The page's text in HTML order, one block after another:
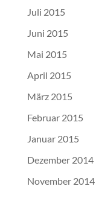
Juli 2015
Juni 2015
Mai 2015
April 2015
März 2015
Februar 2015
Januar 2015
Dezember 2014
November 2014